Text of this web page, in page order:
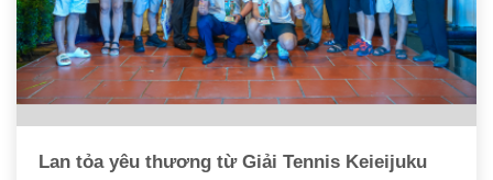
Lan tỏa yêu thương từ Giải Tennis Keieijuku